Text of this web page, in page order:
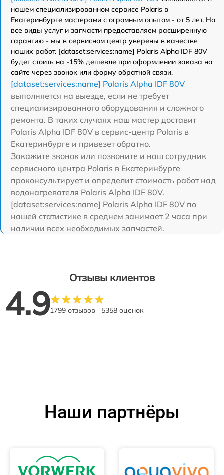
нашем специализированном сервисе Polaris в
Екатеринбурге мастерами с огромным опытом - от 5 лет. На
все виды услуг и запчасти предоставляем расширенную
гарантию - мы в сервисном центр уверены в качестве
наших работ. [dataset:services:name] Polaris Alpha IDF 80V
будет стоить на -15% дешевле при оформлении заказа на
сайте через звонок или форму обратной связи.
[dataset:services:name] Polaris Alpha IDF 80V
выполняется на выезде, если не требует
специализированного оборудования и сложного
ремонта. В таких случаях наш мастер доставит
Polaris Alpha IDF 80V в сервис-центр Polaris в
Екатеринбурге и привезет обратно.
Закажите звонок или позвоните и наш сотрудник
сервисного центра Polaris в Екатеринбурге
проконсультирует и определит стоимость работ над
водонагревателя Polaris Alpha IDF 80V.
[dataset:services:name] Polaris Alpha IDF 80V по
нашей статистике в среднем занимает 2 часа при
наличии всех необходимых запчастей.
Отзывы клиентов
4.91799 отзывов 5358 оценок
Наши партнёры